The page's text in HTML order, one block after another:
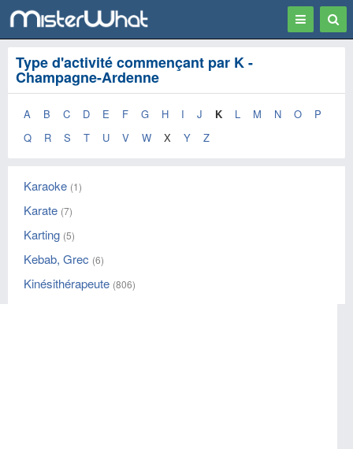
Toggle
Type d'activité commençant par K -
Champagne-Ardenne
A B C D E F G H I J K L M N O
P
Q
R S T U V W X Y Z
Karaoke (1)
Karate (7)
Karting (5)
Kebab, Grec (6)
Kinésithérapeute (806)